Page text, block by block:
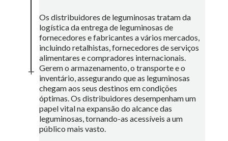
L
Os distribuidores de leguminosas tratam da
logística da entrega de leguminosas de
fornecedores e fabricantes a vários mercados,
incluindo retalhistas, fornecedores de serviços
alimentares e compradores internacionais.
Gerem o armazenamento, o transporte e o
inventário, assegurando que as leguminosas
chegam aos seus destinos em condições
óptimas. Os distribuidores desempenham um
papel vital na expansão do alcance das
leguminosas, tornando-as acessíveis a um
público mais vasto.